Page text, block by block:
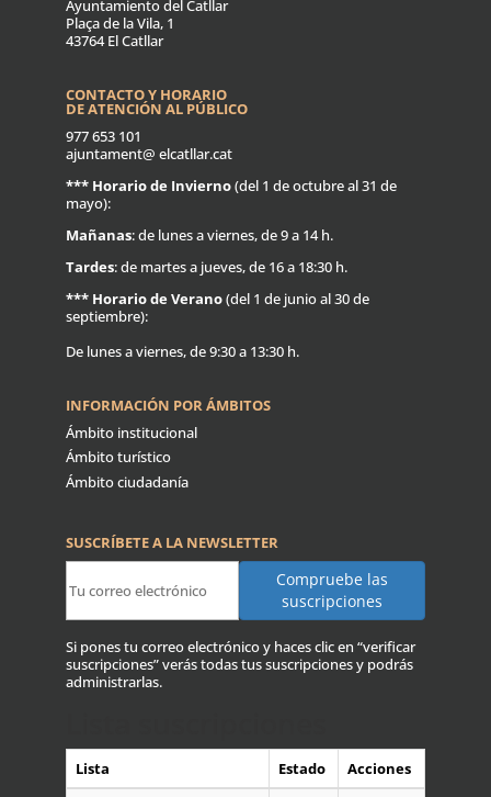
Ayuntamiento del Catllar
Plaça de la Vila, 1
43764 El Catllar
CONTACTO Y HORARIO
DE ATENCIÓN AL PÚBLICO
977 653 101
ajuntament@ elcatllar.cat
*** Horario de Invierno(del 1 de octubre al 31 de
mayo):
Mañanas: de lunes a viernes, de 9 a 14 h.
Tardes: de martes a jueves, de 16 a 18:30 h.
*** Horario de Verano(del 1 de junio al 30 de
septiembre):
De lunes a viernes, de 9:30 a 13:30 h.
INFORMACIÓN POR ÁMBITOS
Ámbito institucional
Ámbito turístico
Ámbito ciudadanía
SUSCRÍBETE A LA NEWSLETTER
Si pones tu correo electrónico y haces clic en “verificar
suscripciones” verás todas tus suscripciones y podrás
administrarlas.
Lista Estado
Acciones